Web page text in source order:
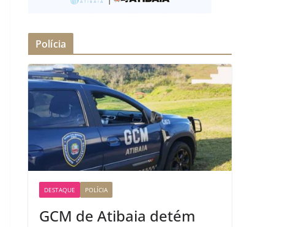
Polícia
DESTAQUE POLÍCIA
GCM de Atibaia detém